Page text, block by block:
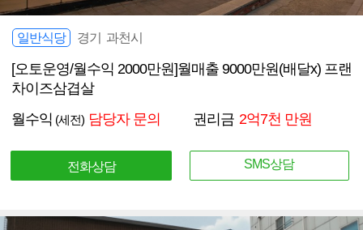
일반식당 경기 과천시
[오토운영/월수익 2000만원]월매출 9000만원(배달x) 프랜
차이즈삼겹살
월수익 (세전) 담당자 문의 권리금 2억7천 만원
전화상담 SMS상담